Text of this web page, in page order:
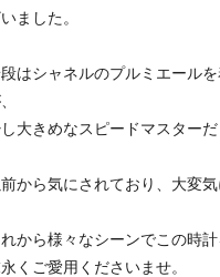
ました。
はシャネルのプルミエール
大きめなスピードマスター
前から気にされており、大変
れから様々なシーンでこの時
くご愛用くださいませ。